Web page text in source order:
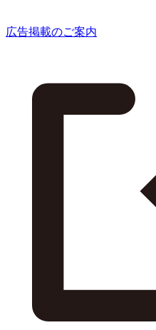
広告掲載のご案内